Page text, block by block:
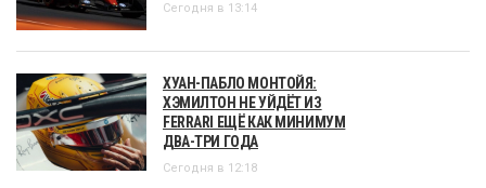
Сегодня в 13:14
ХУАН-ПАБЛО МОНТОЙЯ:
ХЭМИЛТОН НЕ УЙДЁТ ИЗ
FERRARI ЕЩЁ КАК МИНИМУМ
ДВА-ТРИ ГОДА
Сегодня в 12:18